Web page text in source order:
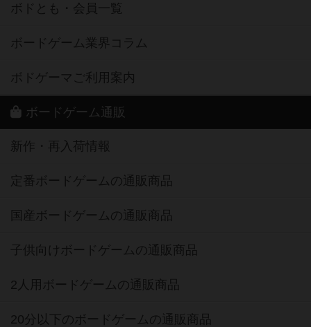
ボドとも・会員一覧
ボードゲーム業界コラム
ボドゲーマご利用案内
ボードゲーム通販
新作・再入荷情報
定番ボードゲームの通販商品
国産ボードゲームの通販商品
子供向けボードゲームの通販商品
2人用ボードゲームの通販商品
20分以下のボードゲームの通販商品